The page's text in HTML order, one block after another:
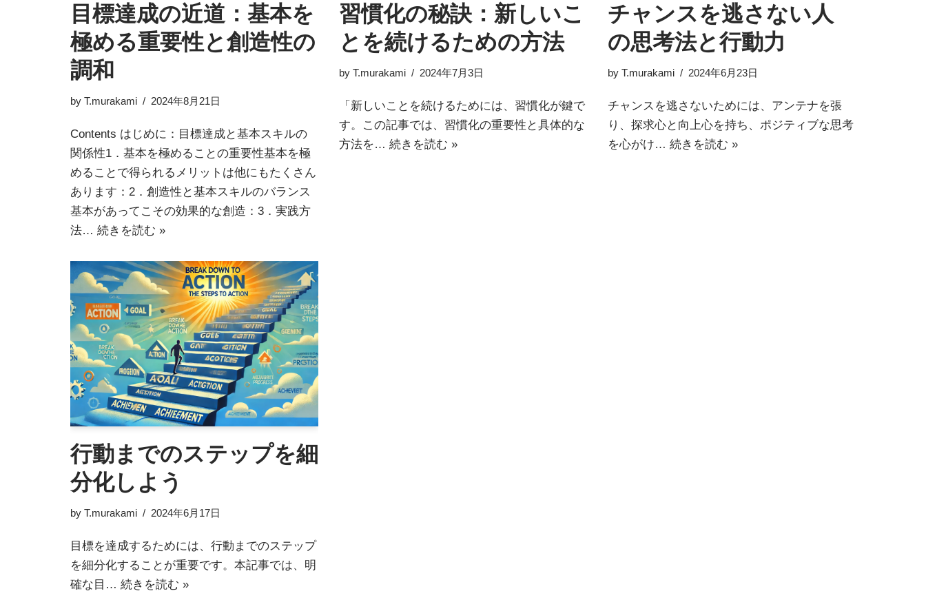
目標達成の近道：基本を
極める重要性と創造性の
調和
by T.murakami 2024年8月21日
Contents はじめに：目標達成と基本スキルの
関係性1．基本を極めることの重要性基本を極
めることで得られるメリットは他にもたくさん
あります：2．創造性と基本スキルのバランス
基本があってこその効果的な創造：3．実践方
法… 続きを読む »
習慣化の秘訣：新しいこ
とを続けるための方法
by T.murakami 2024年7月3日
「新しいことを続けるためには、習慣化が鍵で
す。この記事では、習慣化の重要性と具体的な
方法を… 続きを読む »
チャンスを逃さない人
の思考法と行動力
by T.murakami 2024年6月23日
チャンスを逃さないためには、アンテナを張
り、探求心と向上心を持ち、ポジティブな思考
を心がけ… 続きを読む »
行動までのステップを細
分化しよう
by T.murakami 2024年6月17日
目標を達成するためには、行動までのステップ
を細分化することが重要です。本記事では、明
確な目… 続きを読む »